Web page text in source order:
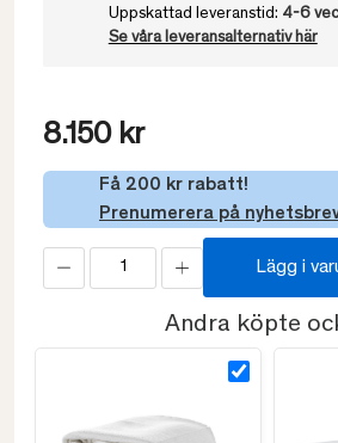
Uppskattad leveranstid: 4-6
Se våra leveransalternativ här
8.150 kr
Få 200 kr rabatt!
Prenumerera på
Lägg i
Andra köpte